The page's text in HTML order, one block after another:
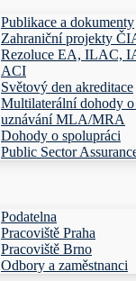
Publikace a dokumenty
Zahraniční projekty
Rezoluce EA, ILAC,
ACI
Světový den akreditace
Multilaterální dohody o
uznávání MLA/MRA
Dohody o spolupráci
Public Sector
Podatelna
Pracoviště Praha
Pracoviště Brno
Odbory a zaměstnanci